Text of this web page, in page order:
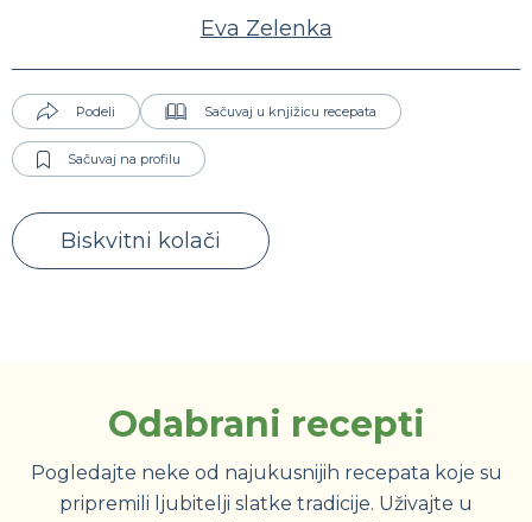
Eva Zelenka
Podeli Sačuvaj u knjižicu recepata
Sačuvaj na profilu
Biskvitni kolači
Odabrani recepti
Pogledajte neke od najukusnijih recepata koje su
pripremili ljubitelji slatke tradicije. Uživajte u